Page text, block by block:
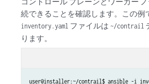
続できることを確認します。この例
inventory.yaml ファイルは ~/contrail
ります。
user@installer:~/contrail$ ansible -i